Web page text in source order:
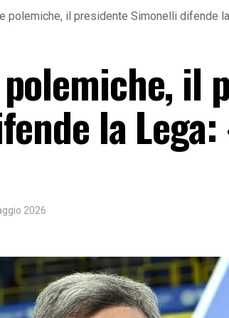
polemiche, il presidente Simonelli difende
il
la
2026